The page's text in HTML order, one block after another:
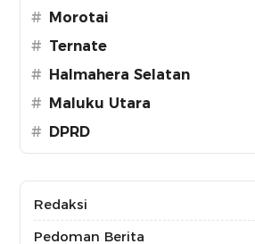
#
Morotai
# Ternate
#
Halmahera Selatan
#
Maluku Utara
#
DPRD
Redaksi
Pedoman Berita